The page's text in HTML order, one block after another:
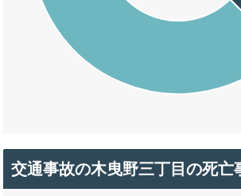
交通事故の木曳野三丁目の死亡